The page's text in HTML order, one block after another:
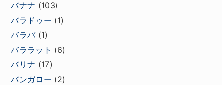
バナナ (103)
バラドゥー (1)
バラバ(1)
バララット (6)
バリナ (17)
バンガロー (2)